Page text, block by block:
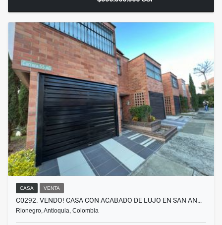
CASA VENTA
C0292. VENDO! CASA CON ACABADO DE LUJO EN SAN AN…
Rionegro, Antioquia, Colombia